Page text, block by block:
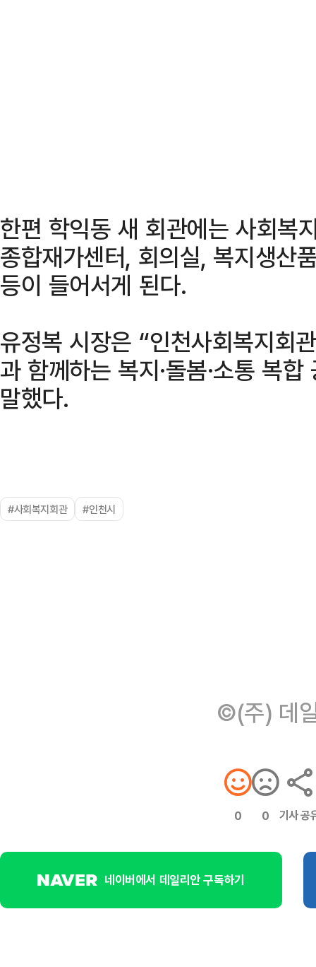
한편 학익동 새 회관에는 사회복
종합재가센터, 회의실, 복지생산
등이 들어서게 된다.
유정복 시장은 “인천사회복지회
과 함께하는 복지·돌봄·소통 복
말했다.
#사회복지회관 #인천시
©(주) 데
0 0 기사 공
네이버에서 데일리안 구독하기